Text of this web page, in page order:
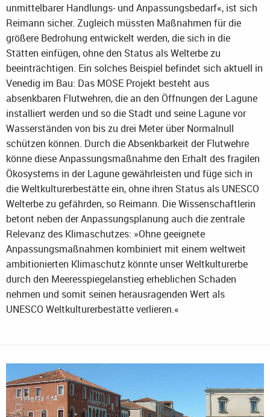
unmittelbarer Handlungs- und Anpassungsbedarf«, ist sich
Reimann sicher. Zugleich müssten Maßnahmen für die
größere Bedrohung entwickelt werden, die sich in die
Stätten einfügen, ohne den Status als Welterbe zu
beeinträchtigen. Ein solches Beispiel befindet sich aktuell in
Venedig im Bau: Das MOSE Projekt besteht aus
absenkbaren Flutwehren, die an den Öffnungen der Lagune
installiert werden und so die Stadt und seine Lagune vor
Wasserständen von bis zu drei Meter über Normalnull
schützen können. Durch die Absenkbarkeit der Flutwehre
könne diese Anpassungsmaßnahme den Erhalt des fragilen
Ökosystems in der Lagune gewährleisten und füge sich in
die Weltkulturerbestätte ein, ohne ihren Status als UNESCO
Welterbe zu gefährden, so Reimann. Die Wissenschaftlerin
betont neben der Anpassungsplanung auch die zentrale
Relevanz des Klimaschutzes: »Ohne geeignete
Anpassungsmaßnahmen kombiniert mit einem weltweit
ambitionierten Klimaschutz könnte unser Weltkulturerbe
durch den Meeresspiegelanstieg erheblichen Schaden
nehmen und somit seinen herausragenden Wert als
UNESCO Weltkulturerbestätte verlieren.«